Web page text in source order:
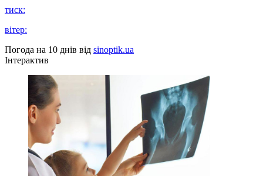
тиск:
вітер:
Погода на 10 днів від sinoptik.ua
Інтерактив